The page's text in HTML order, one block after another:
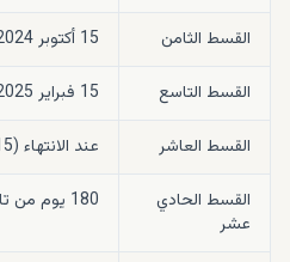
القسط الثامن 15 أكتوبر 2024
القسط التاسع 15 فبراير 2025
القسط العاشر عند الانتهاء (15 يونيو 2025)
القسط الحادي
عشر
180 يوم من تاريخ الانتهاء